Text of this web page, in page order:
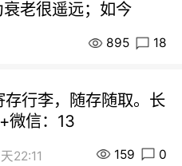
老很遥远；如今
895 18
行李，随存随取。长
微信：13
22:11 159 0